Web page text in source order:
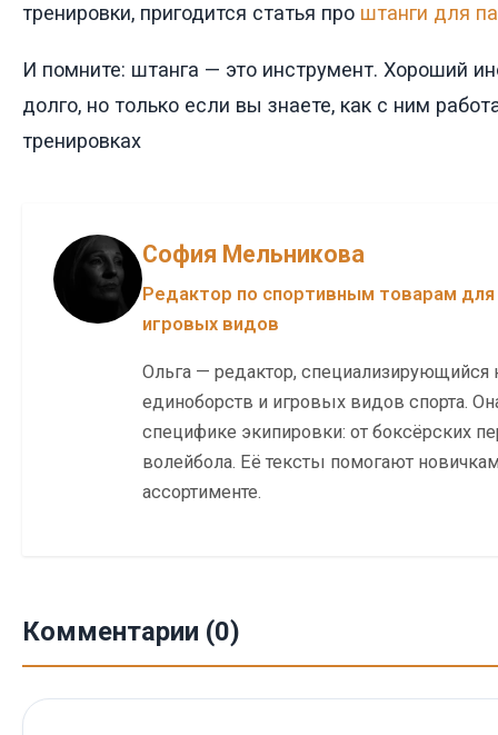
тренировки, пригодится статья про штанги для
И помните: штанга — это инструмент. Хороший
долго, но только если вы знаете, как с ним
тренировках
София Мельникова
Редактор по спортивным товарам
игровых видов
Ольга — редактор, специализирующийся
единоборств и игровых видов спорта.
специфике экипировки: от боксёрских
волейбола. Её тексты помогают
ассортименте.
Комментарии (0)